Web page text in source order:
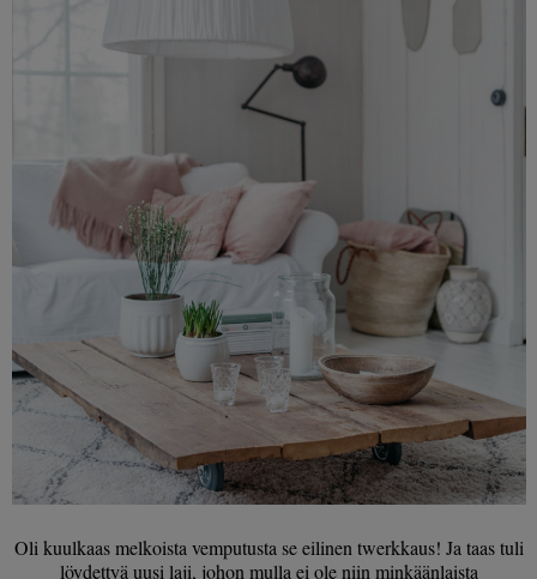
Oli kuulkaas melkoista vemputusta se eilinen twerkkaus! Ja taas tuli
löydettyä uusi laji, johon mulla ei ole niin minkäänlaista